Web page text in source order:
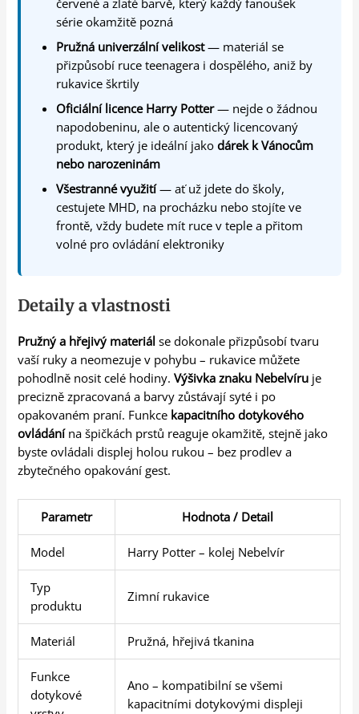
červené a zlaté barvě, který každý fanoušek
série okamžitě pozná
Pružná univerzální velikost— materiál se
přizpůsobí ruce teenagera i dospělého, aniž by
rukavice škrtily
Oficiální licence Harry Potter— nejde o žádnou
napodobeninu, ale o autentický licencovaný
produkt, který je ideální jakodárek k Vánocům
nebo narozeninám
Všestranné využití— ať už jdete do školy,
cestujete MHD, na procházku nebo stojíte ve
frontě, vždy budete mít ruce v teple a přitom
volné pro ovládání elektroniky
Detaily a vlastnosti
Pružný a hřejivý materiál se dokonale přizpůsobí tvaru
vaší ruky a neomezuje v pohybu – rukavice můžete
pohodlně nosit celé hodiny.Výšivka znaku Nebelvíru je
precizně zpracovaná a barvy zůstávají syté i po
opakovaném praní. Funkce kapacitního dotykového
ovládánína špičkách prstů reaguje okamžitě, stejně jako
byste ovládali displej holou rukou – bez prodlev a
zbytečného opakování gest.
Parametr Hodnota / Detail
Model Harry Potter – kolej Nebelvír
Typ
produktu
Zimní rukavice
Materiál Pružná, hřejivá tkanina
Funkce
dotykové
Ano – kompatibilní se všemi
kapacitními dotykovými displeji